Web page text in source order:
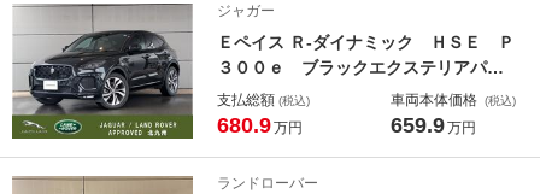
ック・コンフィギラルブルプログラム
ジャガー
Ｅペイス Ｒ‐ダイナミック ＨＳＥ Ｐ
３００ｅ ブラックエクステリアパッ
ク ２０インチＡＷ メリディアンサ
ウンド コールドクライメートパッ
支払総額 (税込)
680.9万円
車両本体価格 (税込)
659.9万円
ランドローバー